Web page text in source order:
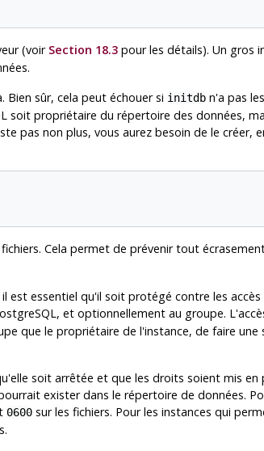
(voir Section 18.3 pour les détails). Un gros
Bien sûr, cela peut échouer si initdb n'a pas
soit propriétaire du répertoire des données,
pas non plus, vous aurez besoin de le créer,
Cela permet de prévenir tout
essentiel qu'il soit protégé contre les accès
, et optionnellement au groupe.
que le propriétaire de l'instance, de faire une
soit arrêtée et que les droits soient mis en
exister dans le répertoire de données.
0600 sur les fichiers. Pour les instances qui